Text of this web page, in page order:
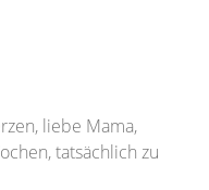
liebe Mama,
tatsächlich zu